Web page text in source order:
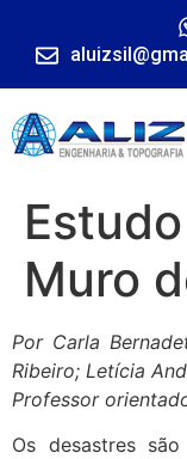
Muro
Por Carla
Ribeiro; Letícia
Professor
Os desastres